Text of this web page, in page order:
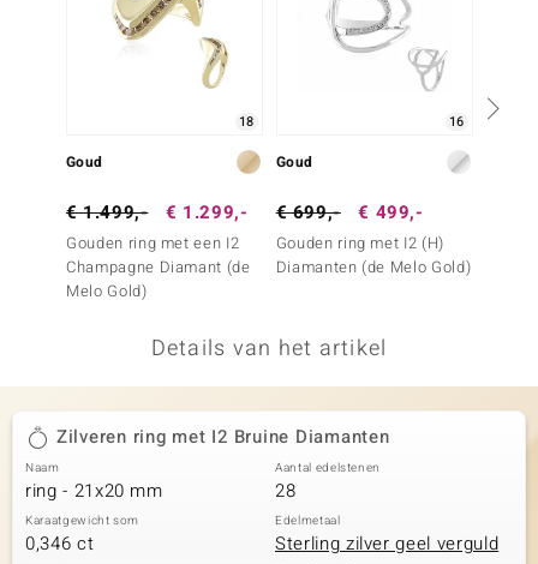
Collection
18
Goud
€ 1.499,- € 1.299,-
Gouden ring met een I2
Champagne Diamant (de
Melo Gold)
16
Goud
€ 699,- € 499,-
Gouden ring met I2 (H)
Diamanten (de Melo Gold)
Details van het artikel
Zilveren ring met I2 Bruine Diamanten
Naam
ring - 21x20 mm
Aantal edelstenen
28
Karaatgewicht som
0,346 ct
Edelmetaal
Sterling zilver geel verguld